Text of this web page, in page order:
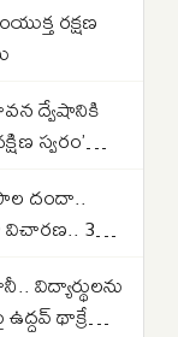
రక్షణ
ద్వేషానికి
స్వరం’
దందా..
విచారణ.. 39
విద్యార్థులను
థాక్రే